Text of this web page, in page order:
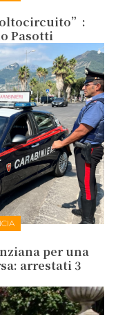
Pasotti
per una
arrestati 3